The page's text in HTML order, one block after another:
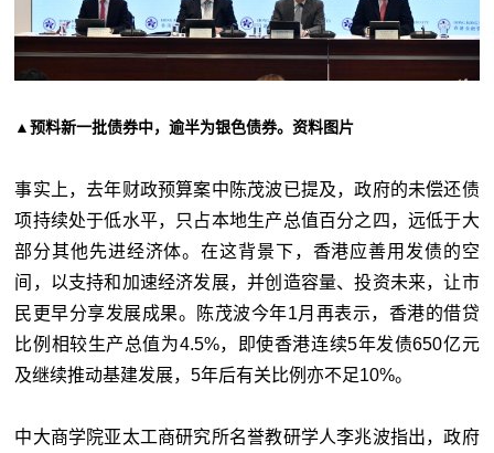
▲预料新一批债券中，逾半为银色债券。资料图片
事实上，去年财政预算案中陈茂波已提及，政府的未偿还债
项持续处于低水平，只占本地生产总值百分之四，远低于大
部分其他先进经济体。在这背景下，香港应善用发债的空
间，以支持和加速经济发展，并创造容量、投资未来，让市
民更早分享发展成果。陈茂波今年1月再表示，香港的借贷
比例相较生产总值为4.5%，即使香港连续5年发债650亿元
及继续推动基建发展，5年后有关比例亦不足10%。
中大商学院亚太工商研究所名誉教研学人李兆波指出，政府